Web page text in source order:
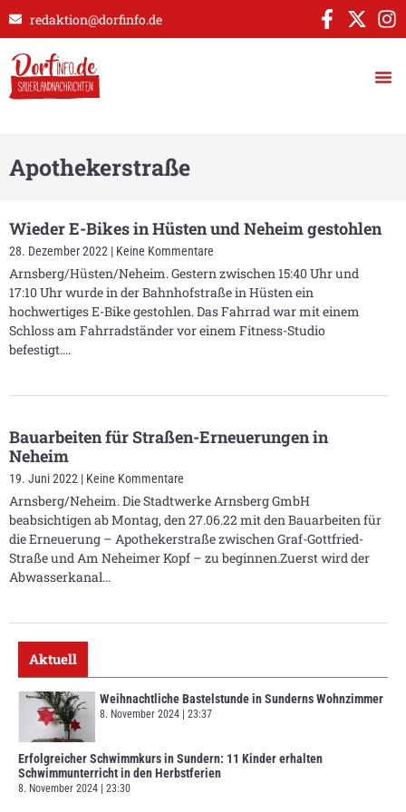
redaktion@dorfinfo.de
Apothekerstraße
Wieder E-Bikes in Hüsten und Neheim gestohlen
28. Dezember 2022 Keine Kommentare
Arnsberg/Hüsten/Neheim. Gestern zwischen 15:40 Uhr und
17:10 Uhr wurde in der Bahnhofstraße in Hüsten ein
hochwertiges E-Bike gestohlen. Das Fahrrad war mit einem
Schloss am Fahrradständer vor einem Fitness-Studio
befestigt.
Bauarbeiten für Straßen-Erneuerungen in
Neheim
19. Juni 2022 Keine Kommentare
Arnsberg/Neheim. Die Stadtwerke Arnsberg GmbH
beabsichtigen ab Montag, den 27.06.22 mit den Bauarbeiten für
die Erneuerung – Apothekerstraße zwischen Graf-Gottfried-
Straße und Am Neheimer Kopf – zu beginnen.Zuerst wird der
Abwasserkanal
Aktuell
Weihnachtliche Bastelstunde in Sunderns Wohnzimmer
8. November 2024 23:37
Erfolgreicher Schwimmkurs in Sundern: 11 Kinder erhalten
Schwimmunterricht in den Herbstferien
8. November 2024 23:30